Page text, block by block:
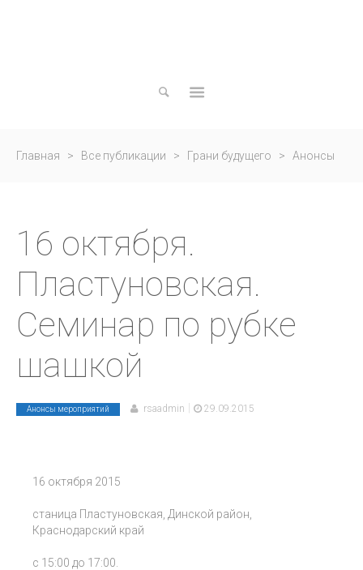
Вне
Грани
будущего
онлайн
Главная > Все публикации > Грани будущего > Анонсы
16 октября.
Пластуновская.
Семинар по рубке
шашкой
Анонсы мероприятий rsaadmin 29.09.2015
16 октября 2015
станица Пластуновская, Динской район,
Краснодарский край
с 15:00 до 17:00.